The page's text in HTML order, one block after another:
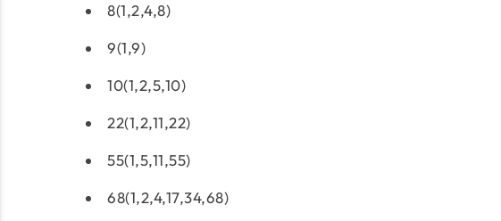
8(1,2,4,8)
9(1,9)
10(1,2,5,10)
22(1,2,11,22)
55(1,5,11,55)
68(1,2,4,17,34,68)